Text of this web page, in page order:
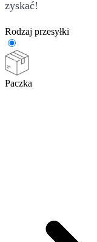
zyskać!
Rodzaj przesyłki
Paczka